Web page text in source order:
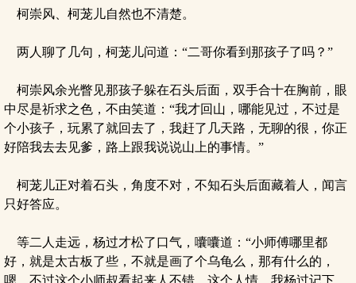
柯崇风、柯茏儿自然也不清楚。
两人聊了几句，柯茏儿问道：“二哥你看到那孩子了吗？”
柯崇风余光瞥见那孩子躲在石头后面，双手合十在胸前，眼
中尽是祈求之色，不由笑道：“我才回山，哪能见过，不过是
个小孩子，玩累了就回去了，我赶了几天路，无聊的很，你正
好陪我去去见爹，路上跟我说说山上的事情。”
柯茏儿正对着石头，角度不对，不知石头后面藏着人，闻言
只好答应。
等二人走远，杨过才松了口气，囔囔道：“小师傅哪里都
好，就是太古板了些，不就是画了个乌龟么，那有什么的，
嗯，不过这个小师叔看起来人不错，这个人情，我杨过记下